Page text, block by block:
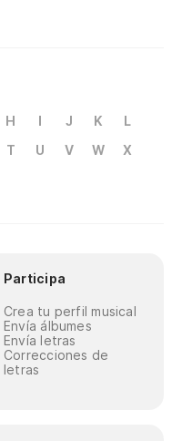
H I J K
L
T U V W
X
Participa
Crea tu perfil musical
Envía álbumes
Envía letras
Correcciones de
letras